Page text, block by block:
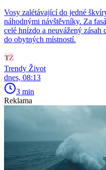
Vosy zalétávající do jedné
náhodnými návštěvníky. Za
celé hnízdo a neuvážený
do obytných místností.
Trendy Život
dnes, 08:13
3 min
Reklama